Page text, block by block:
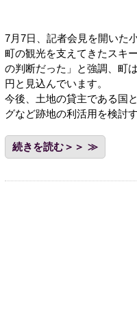
7月7日、記者会見を開いた
町の観光を支えてきたスキ
の判断だった」と強調、町
円と見込んでいます。
今後、土地の貸主である国
グなど跡地の利活用を検討
続きを読む＞＞